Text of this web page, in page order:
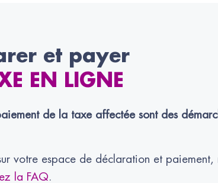
et payer
EN LIGNE
de la taxe affectée sont des
votre espace de déclaration et
la FAQ.